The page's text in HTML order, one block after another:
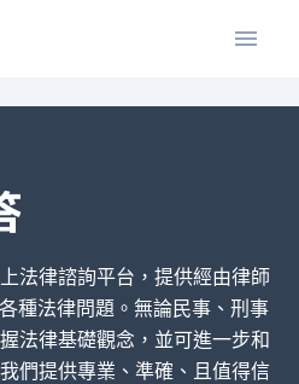
法律諮詢平台，提供經由律師
種法律問題。無論民事、刑事
法律基礎觀念，並可進一步和
們提供專業、準確、且值得信